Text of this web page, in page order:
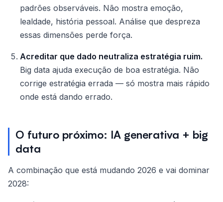
padrões observáveis. Não mostra emoção,
lealdade, história pessoal. Análise que despreza
essas dimensões perde força.
Acreditar que dado neutraliza estratégia ruim.
Big data ajuda execução de boa estratégia. Não
corrige estratégia errada — só mostra mais rápido
onde está dando errado.
O futuro próximo: IA generativa + big
data
A combinação que está mudando 2026 e vai dominar
2028: